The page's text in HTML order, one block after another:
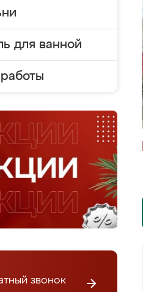
для ванной
звонок